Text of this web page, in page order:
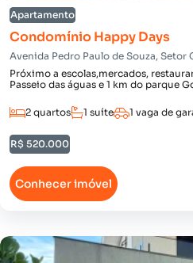
Apartamento
Condomínio Happy Days
Avenida Pedro Paulo de Souza, Setor
Próximo a escolas,mercados,
Passeio das águas e 1 km do parque
2 quartos 1 suíte 1 vaga de
R$ 520.000
Conhecer imóvel